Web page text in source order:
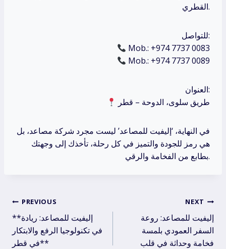
القطري.
للتواصل:
Mob.: +974 7737 0083
Mob.: +974 7737 0089
العنوان:
طريق سلوى، الدوحة – قطر
في النهاية، ‘إليفيت للمصاعد’ ليست مجرد شركة مصاعد، بل
هي رمز للجودة والتميز في كل رحلة، تأخذك إلى وجهتك
بطابع من الفخامة والرقي.
Post
navigation
PREVIOUS
**إليفيت للمصاعد: ريادة
في تكنولوجيا الرفع والابتكار
في قطر**
NEXT
إليفيت للمصاعد: روعة
السفر العمودي بلمسة
فخامة وحداثة في قلب